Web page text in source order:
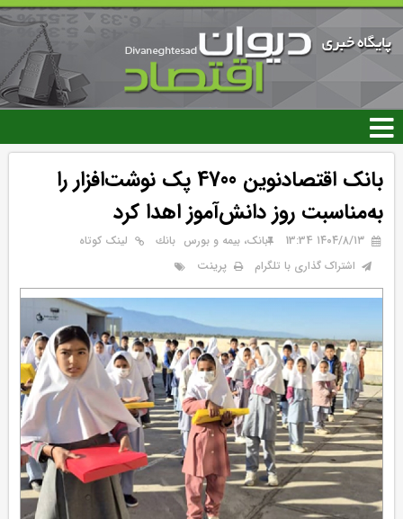
رفتن
محتوای
اصلی
بانک اقتصادنوین 4700 پک نوشت‌افزار را
به‌مناسبت روز دانش‌آموز اهدا کرد
۱۴۰۴/۸/۱۳ 13:34 بانک، بیمه و بورس بانك
لینک کوتاه
اشتراک گذاری با تلگرام
پرینت